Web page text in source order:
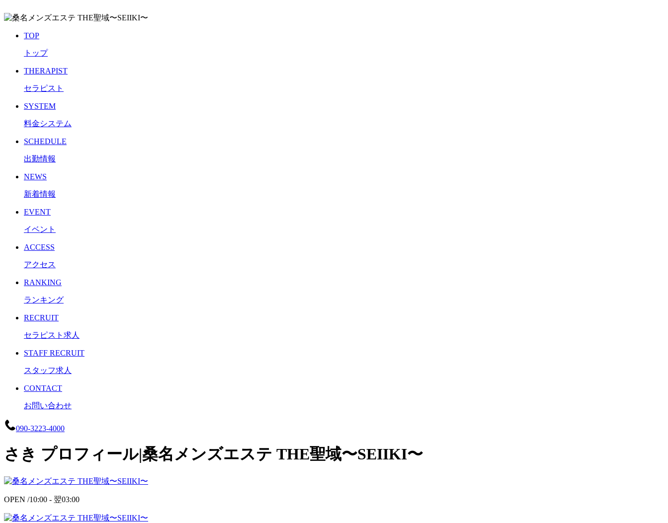
TOP
トップ
THERAPIST
セラピスト
SYSTEM
料金システム
SCHEDULE
出勤情報
NEWS
新着情報
EVENT
イベント
ACCESS
アクセス
RANKING
ランキング
RECRUIT
セラピスト求人
STAFF RECRUIT
スタッフ求人
CONTACT
お問い合わせ
090-3223-4000
さき プロフィール|桑名メンズエステ THE聖域〜SEIIKI〜
OPEN /10:00 - 翌03:00